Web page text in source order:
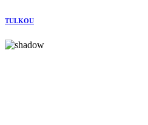
TULKOU